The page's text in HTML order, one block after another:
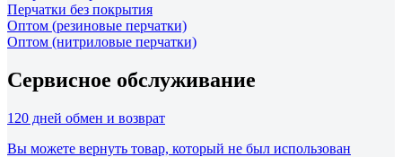
Перчатки без покрытия
Оптом (резиновые перчатки)
Оптом (нитриловые перчатки)
Сервисное обслуживание
120 дней обмен и возврат
Вы можете вернуть товар, который не был использован